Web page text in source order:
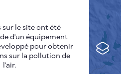
Capteurs
Deutsch
Español
Français
sur le site ont été
d'un équipement
pour obtenir
sur la pollution de
l'air.